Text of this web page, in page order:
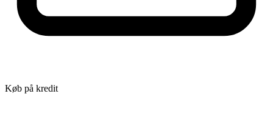
Køb på kredit